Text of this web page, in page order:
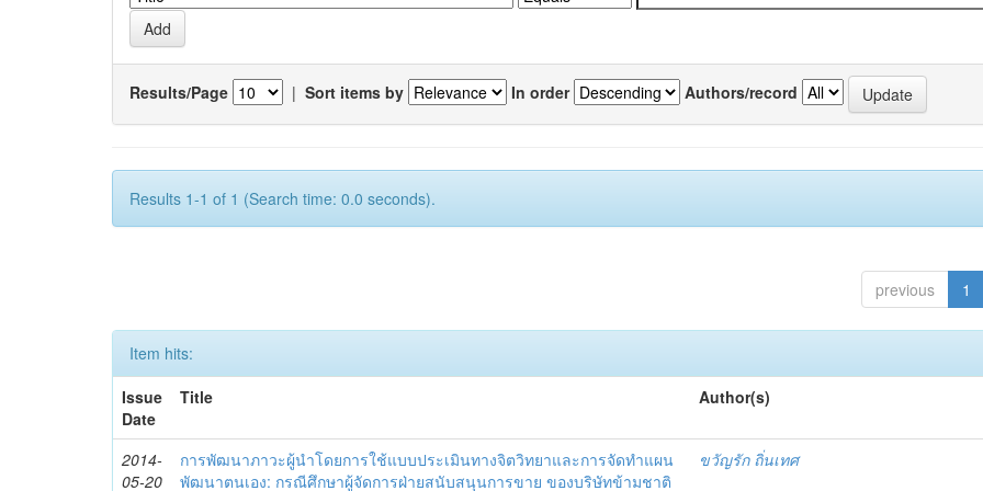
Results/Page | Sort items by In order Authors/record
Results 1-1 of 1 (Search time: 0.0 seconds).
previous 1
Item hits:
Issue
Date
Title Author(s)
2014-
05-20
การพัฒนาภาวะผู้นำโดยการใช้แบบประเมินทางจิตวิทยาและการจัดทำแผน
พัฒนาตนเอง: กรณีศึกษาผู้จัดการฝ่ายสนับสนุนการขาย ของบริษัทข้ามชาติ
ขวัญรัก ถิ่นเทศ